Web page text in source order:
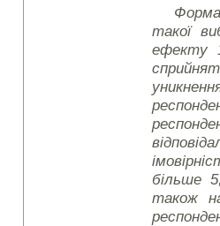
такої
ефекту
більше
також